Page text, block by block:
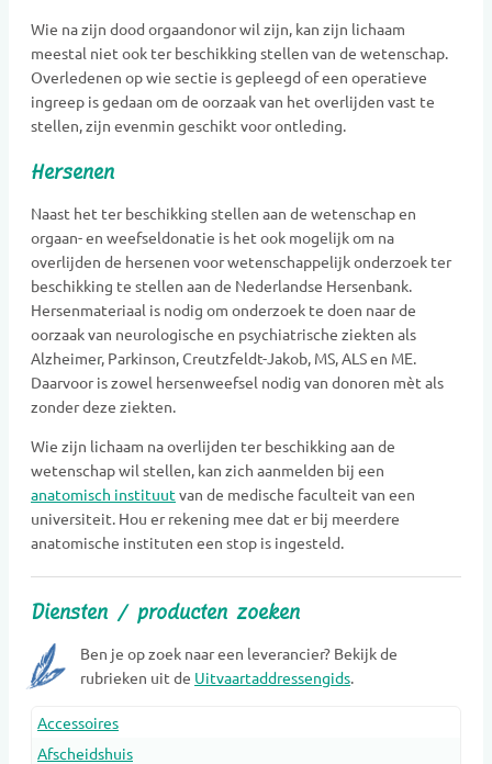
Wie na zijn dood orgaandonor wil zijn, kan zijn lichaam
meestal niet ook ter beschikking stellen van de wetenschap.
Overledenen op wie sectie is gepleegd of een operatieve
ingreep is gedaan om de oorzaak van het overlijden vast te
stellen, zijn evenmin geschikt voor ontleding.
Hersenen
Naast het ter beschikking stellen aan de wetenschap en
orgaan- en weefseldonatie is het ook mogelijk om na
overlijden de hersenen voor wetenschappelijk onderzoek ter
beschikking te stellen aan de Nederlandse Hersenbank.
Hersenmateriaal is nodig om onderzoek te doen naar de
oorzaak van neurologische en psychiatrische ziekten als
Alzheimer, Parkinson, Creutzfeldt-Jakob, MS, ALS en ME.
Daarvoor is zowel hersenweefsel nodig van donoren mèt als
zonder deze ziekten.
Wie zijn lichaam na overlijden ter beschikking aan de
wetenschap wil stellen, kan zich aanmelden bij een
anatomisch instituutvan de medische faculteit van een
universiteit. Hou er rekening mee dat er bij meerdere
anatomische instituten een stop is ingesteld.
Diensten / producten zoeken
Ben je op zoek naar een leverancier? Bekijk de
rubrieken uit de Uitvaartaddressengids.
Accessoires
Afscheidshuis